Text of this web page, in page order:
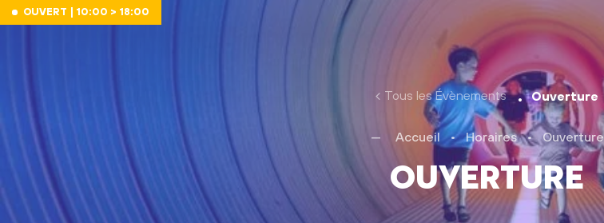
Aller au contenu
OUVERT | 10:00 > 18:00
Tous les Évènements Ouverture
Ouverture
Accueil • Horaires • Ouverture